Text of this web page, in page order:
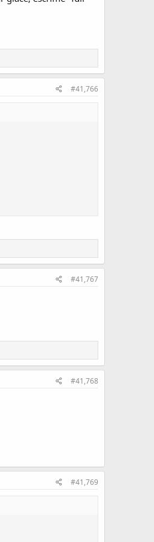
#41,766
#41,767
#41,768
#41,769